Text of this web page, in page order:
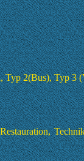
Typ 2(Bus), Typ